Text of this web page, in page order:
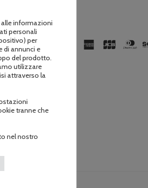
informazioni
personali
per
di annunci e
del prodotto.
utilizzare
attraverso la
tranne che
nel nostro